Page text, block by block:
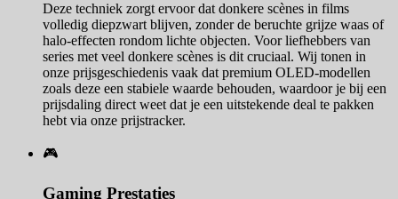
Deze techniek zorgt ervoor dat donkere scènes in films
volledig diepzwart blijven, zonder de beruchte grijze waas of
halo-effecten rondom lichte objecten. Voor liefhebbers van
series met veel donkere scènes is dit cruciaal. Wij tonen in
onze prijsgeschiedenis vaak dat premium OLED-modellen
zoals deze een stabiele waarde behouden, waardoor je bij een
prijsdaling direct weet dat je een uitstekende deal te pakken
hebt via onze prijstracker.
🎮
Gaming Prestaties